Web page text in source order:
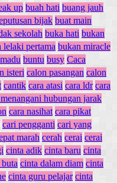
up buah hati buang jauh
bijak buat main
sekolah buka hati bukan
lelaki pertama bukan miracle
buntu busy Caca
isteri calon pasangan calon
cantik cara atasi cara ldr cara
hubungan jarak
cara nasihat cara pikat
cari pengganti cari yang
marah cerah cerai cerai
cinta adik cinta baru cinta
cinta dalam diam cinta
cinta guru pelajar cinta